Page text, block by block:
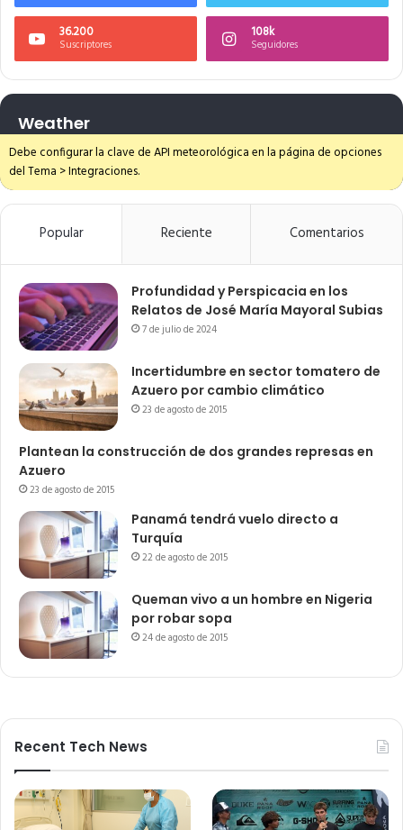
36.200
Suscriptores
108k
Seguidores
Weather
Debe configurar la clave de API meteorológica en la página de opciones
del Tema > Integraciones.
Popular Reciente Comentarios
Profundidad y Perspicacia en los
Relatos de José María Mayoral Subias
7 de julio de 2024
Incertidumbre en sector tomatero de
Azuero por cambio climático
23 de agosto de 2015
Plantean la construcción de dos grandes represas en
Azuero
23 de agosto de 2015
Panamá tendrá vuelo directo a
Turquía
22 de agosto de 2015
Queman vivo a un hombre en Nigeria
por robar sopa
24 de agosto de 2015
Recent Tech News